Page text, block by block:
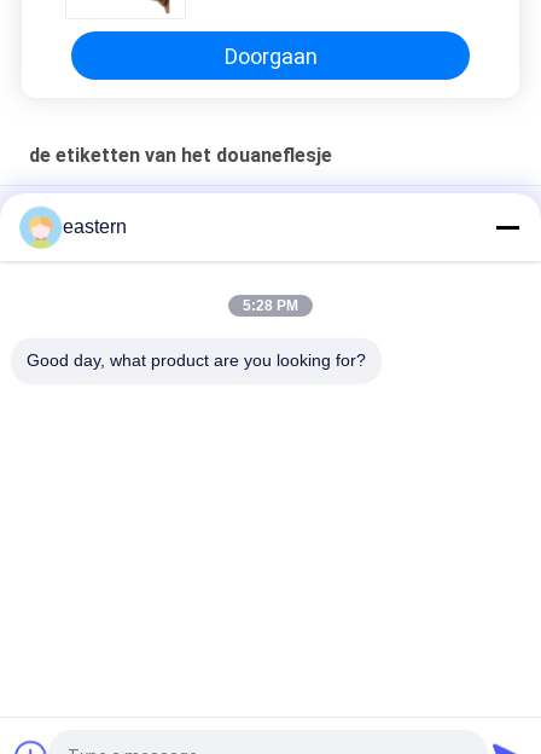
Doorgaan
de etiketten van het douaneflesje
Sus 250 10 ml glazen flacon Etiketten
Op maat bedrukte stickers gepersonaliseerde etiketten voor
Stickers Gouden logo
eastern
5:28 PM
Good day, what product are you looking for?